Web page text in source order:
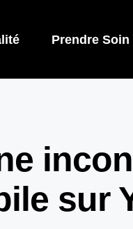
Prendre
sur